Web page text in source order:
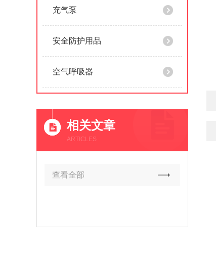
充气泵
安全防护用品
空气呼吸器
相关文章
ARTICLES
查看全部